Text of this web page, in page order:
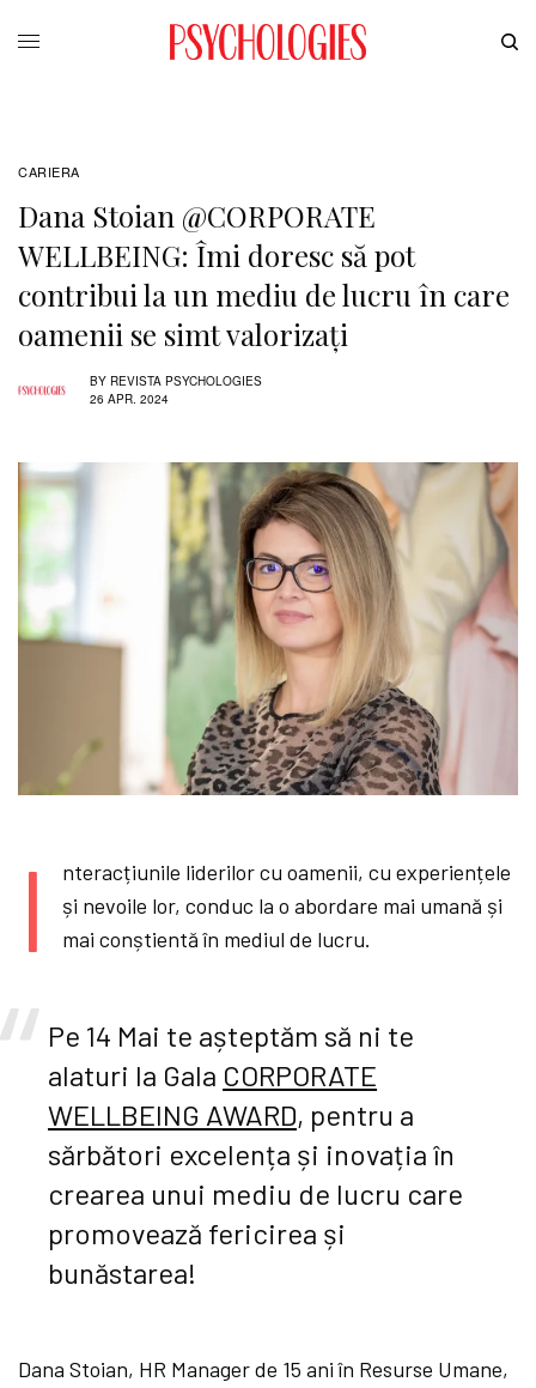
CARIERA
Dana Stoian @CORPORATE
WELLBEING: Îmi doresc să pot
contribui la un mediu de lucru în care
oamenii se simt valorizați
BY REVISTA PSYCHOLOGIES
26 APR. 2024
I
nteracțiunile liderilor cu oamenii, cu experiențele
și nevoile lor, conduc la o abordare mai umană și
mai conștientă în mediul de lucru.
Pe 14 Mai te așteptăm să ni te
alaturi la Gala CORPORATE
WELLBEING AWARD, pentru a
sărbători excelența și inovația în
crearea unui mediu de lucru care
promovează fericirea și
bunăstarea!
Dana Stoian, HR Manager de 15 ani în Resurse Umane,